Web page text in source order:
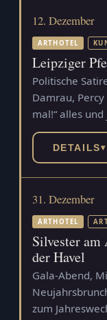
12. Dezember
ARTHOTEL
Leipziger
Politische
Damrau,
mal!“ alles
DETAILS▾
31. Dezember
ARTHOTEL
Silvester
der Havel
Gala-Abend,
zum